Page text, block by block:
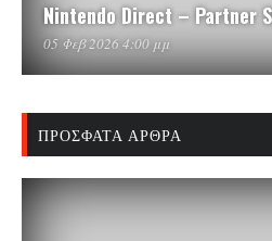
Nintendo Direct – Partner
05 Φεβ 2026 4:00 μμ
ΠΡΌΣΦΑΤΑ ΆΡΘΡΑ